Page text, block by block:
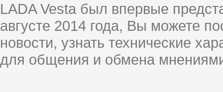
LADA Vesta был впервые
августе 2014 года, Вы можете
новости, узнать технические
для общения и обмена